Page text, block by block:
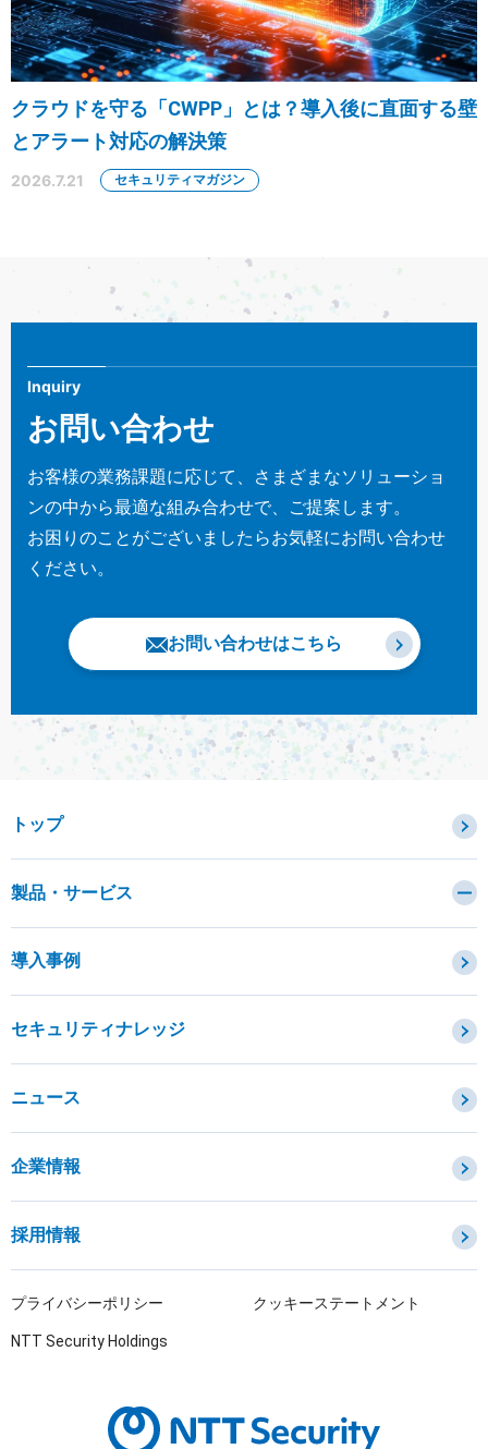
クラウドを守る「CWPP」とは？導入後に直面する壁
とアラート対応の解決策
2026.7.21 セキュリティマガジン
Inquiry
お問い合わせ
お客様の業務課題に応じて、さまざまなソリューショ
ンの中から最適な組み合わせで、ご提案します。
お困りのことがございましたらお気軽にお問い合わせ
ください。
お問い合わせはこちら
トップ
製品・サービス
OTセキュリティ
IoTプロダクトセキュリティ
導入事例
セキュリティナレッジ
ニュース
企業情報
採用情報
プライバシーポリシー クッキーステートメント
NTT Security Holdings